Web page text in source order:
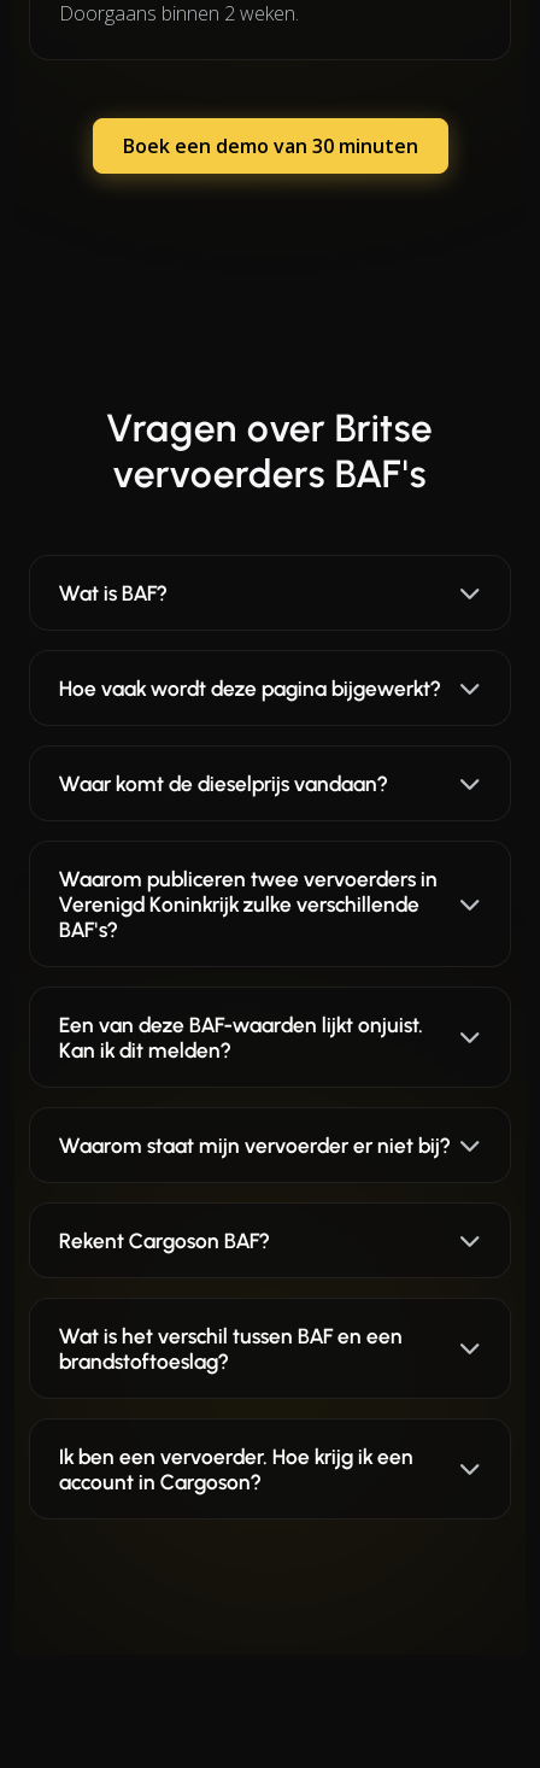
Doorgaans binnen 2 weken.
Boek een demo van 30 minuten
Vragen over Britse
vervoerders BAF's
Wat is BAF?
Hoe vaak wordt deze pagina bijgewerkt?
Waar komt de dieselprijs vandaan?
Waarom publiceren twee vervoerders in
Verenigd Koninkrijk zulke verschillende
BAF's?
Een van deze BAF-waarden lijkt onjuist.
Kan ik dit melden?
Waarom staat mijn vervoerder er niet bij?
Rekent Cargoson BAF?
Wat is het verschil tussen BAF en een
brandstoftoeslag?
Ik ben een vervoerder. Hoe krijg ik een
account in Cargoson?